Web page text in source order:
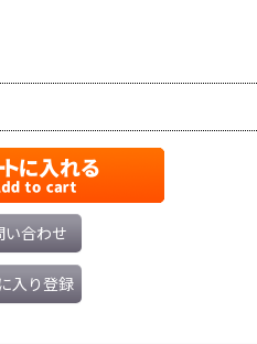
い合わせ
入り登録